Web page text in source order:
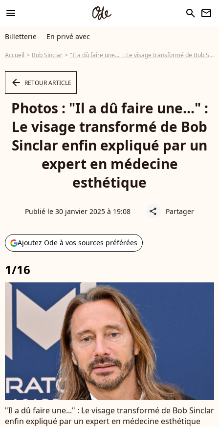
menu search newsletter
Billetterie En privé avec
Accueil Bob Sinclar "Il a dû faire une..." : Le visage transformé de Bob Sinclar enfin expliqué par un expert en médecine esthétique
arrow_left RETOUR ARTICLE
Photos : "Il a dû faire une..." :
Le visage transformé de Bob
Sinclar enfin expliqué par un
expert en médecine
esthétique
Publié le 30 janvier 2025 à 19:08 share Partager
Ajoutez Ode à vos sources préférées
1/16
"Il a dû faire une..." : Le visage transformé de Bob Sinclar
enfin expliqué par un expert en médecine esthétique